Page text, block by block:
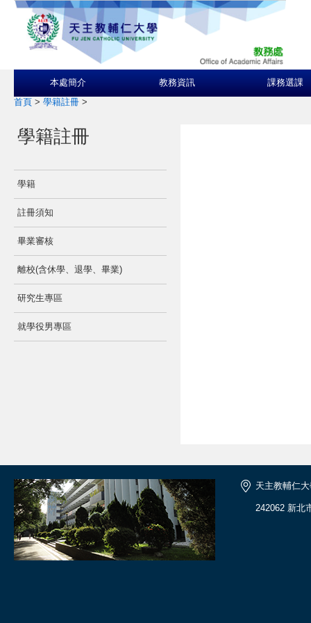
本處簡介 教務資訊 課務選課
首頁 > 學籍註冊 >
學籍註冊
學籍
註冊須知
畢業審核
離校(含休學、退學、畢業)
研究生專區
就學役男專區
天主教輔仁
242062 新北